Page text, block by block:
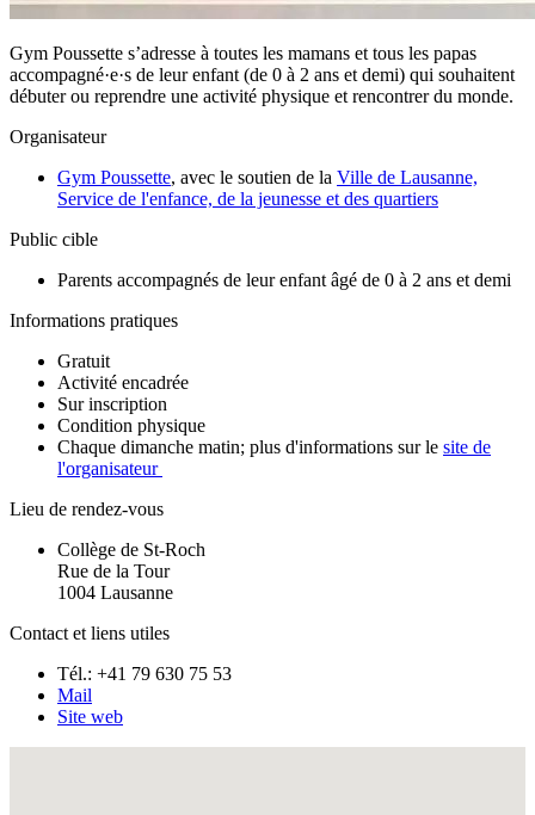
Gym Poussette s’adresse à toutes les mamans et tous les papas
accompagné·e·s de leur enfant (de 0 à 2 ans et demi) qui souhaitent
débuter ou reprendre une activité physique et rencontrer du monde.
Organisateur
Gym Poussette, avec le soutien de la Ville de Lausanne,
Service de l'enfance, de la jeunesse et des quartiers
Public cible
Parents accompagnés de leur enfant âgé de 0 à 2 ans et demi
Informations pratiques
Gratuit
Activité encadrée
Sur inscription
Condition physique
Chaque dimanche matin; plus d'informations sur le site de
l'organisateur
Lieu de rendez-vous
Collège de St-Roch
Rue de la Tour
1004 Lausanne
Contact et liens utiles
Tél.: +41 79 630 75 53
Mail
Site web